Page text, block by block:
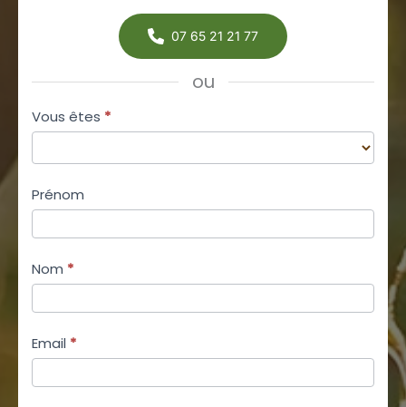
07 65 21 21 77
ou
Formulaire
simple
avec
téléphone
Vous êtes *
êtes
Prénom
Nom *
Email *